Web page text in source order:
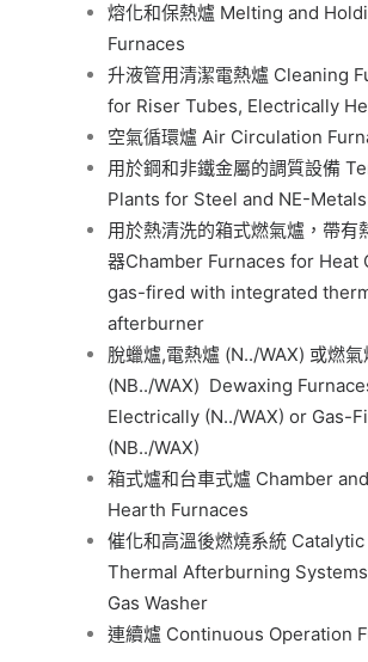
熔化和保熱爐 Melting and
Furnaces
升液管用清潔電熱爐 Cleaning
for Riser Tubes, Electrically
空氣循環爐 Air Circulation
用於鋼和非鐵金屬的調質設備
Plants for Steel and NE-Metals
用於熱清洗的箱式燃氣爐，帶有
器Chamber Furnaces for Heat
gas-fired with integrated
afterburner
脫蠟爐,電熱爐 (N../WAX) 或燃氣
(NB../WAX) Dewaxing
Electrically (N../WAX) or Gas-
(NB../WAX)
箱式爐和台車式爐 Chamber
Hearth Furnaces
催化和高溫後燃燒系統 Catalytic
Thermal Afterburning
Gas Washer
連續爐 Continuous Operation